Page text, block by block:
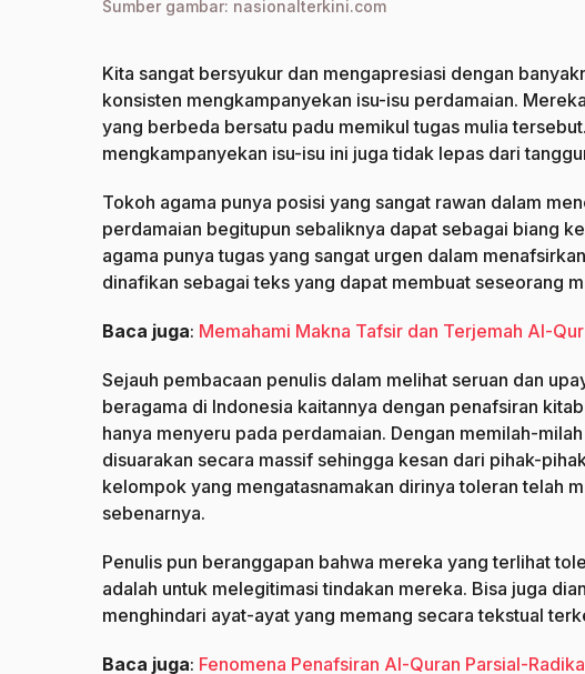
Sumber gambar: nasionalterkini.com
Kita sangat bersyukur dan mengapresiasi dengan
konsisten mengkampanyekan isu-isu perdamaian.
yang berbeda bersatu padu memikul tugas mulia
mengkampanyekan isu-isu ini juga tidak lepas dari
Tokoh agama punya posisi yang sangat rawan dalam
perdamaian begitupun sebaliknya dapat sebagai biang
agama punya tugas yang sangat urgen dalam
dinafikan sebagai teks yang dapat membuat seseorang
Baca juga: Memahami Makna Tafsir dan Terjemah Al-
Sejauh pembacaan penulis dalam melihat seruan dan
beragama di Indonesia kaitannya dengan penafsiran
hanya menyeru pada perdamaian. Dengan memilah-
disuarakan secara massif sehingga kesan dari pihak-
kelompok yang mengatasnamakan dirinya toleran telah
sebenarnya.
Penulis pun beranggapan bahwa mereka yang terlihat
adalah untuk melegitimasi tindakan mereka. Bisa juga
menghindari ayat-ayat yang memang secara tekstual
Baca juga: Fenomena Penafsiran Al-Quran Parsial-